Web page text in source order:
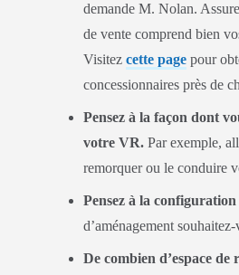
demande M. Nolan.
de vente comprend bien
Visitez cette pagepour
concessionnaires près de
Pensez à la façon dont
votre VR. Par exemple,
remorquer ou le conduire
Pensez à la
d’aménagement souhaitez-
De combien d’espace de